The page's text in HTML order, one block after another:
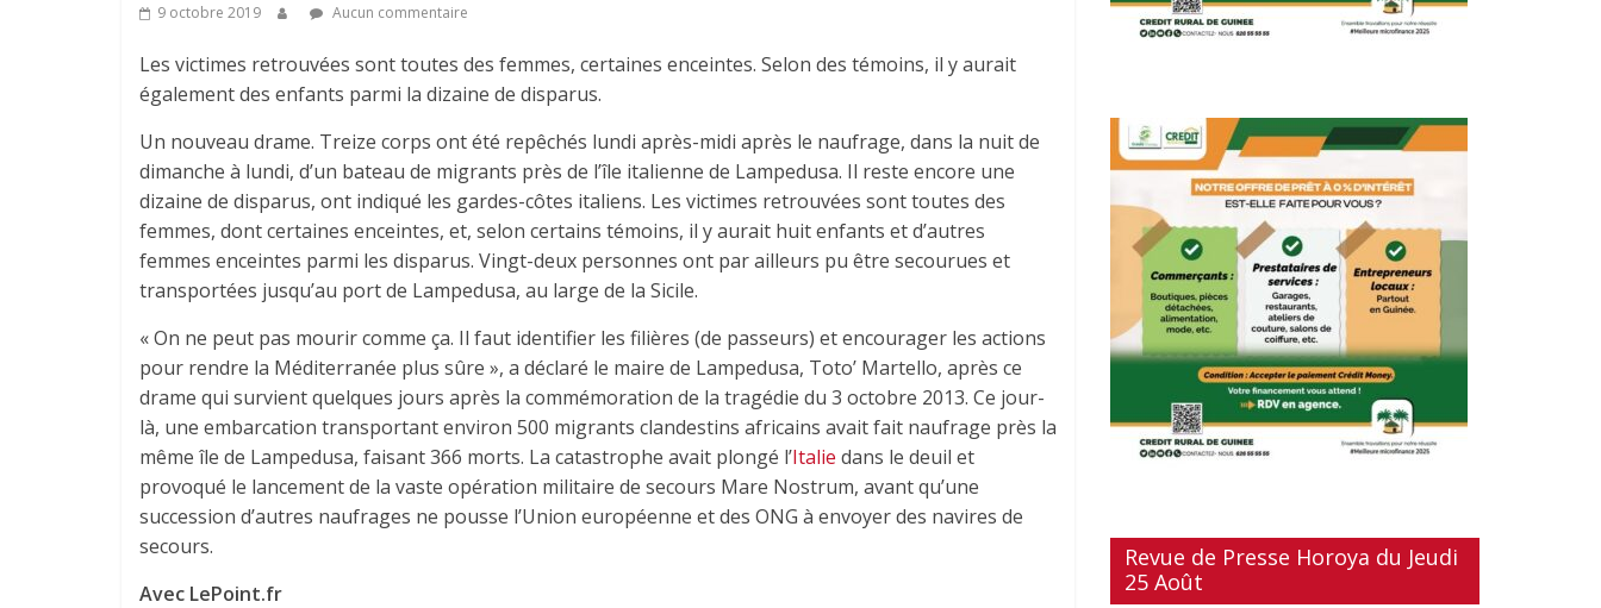
9 octobre 2019 Aucun commentaire
Les victimes retrouvées sont toutes des femmes, certaines enceintes. Selon des témoins, il y aurait
également des enfants parmi la dizaine de disparus.
Un nouveau drame. Treize corps ont été repêchés lundi après-midi après le naufrage, dans la nuit de
dimanche à lundi, d’un bateau de migrants près de l’île italienne de Lampedusa. Il reste encore une
dizaine de disparus, ont indiqué les gardes-côtes italiens. Les victimes retrouvées sont toutes des
femmes, dont certaines enceintes, et, selon certains témoins, il y aurait huit enfants et d’autres
femmes enceintes parmi les disparus. Vingt-deux personnes ont par ailleurs pu être secourues et
transportées jusqu’au port de Lampedusa, au large de la Sicile.
« On ne peut pas mourir comme ça. Il faut identifier les filières (de passeurs) et encourager les actions
pour rendre la Méditerranée plus sûre », a déclaré le maire de Lampedusa, Toto’ Martello, après ce
drame qui survient quelques jours après la commémoration de la tragédie du 3 octobre 2013. Ce jour-
là, une embarcation transportant environ 500 migrants clandestins africains avait fait naufrage près la
même île de Lampedusa, faisant 366 morts. La catastrophe avait plongé l’Italie dans le deuil et
provoqué le lancement de la vaste opération militaire de secours Mare Nostrum, avant qu’une
succession d’autres naufrages ne pousse l’Union européenne et des ONG à envoyer des navires de
secours.
Avec LePoint.fr
Revue de Presse Horoya du Jeudi
25 Août